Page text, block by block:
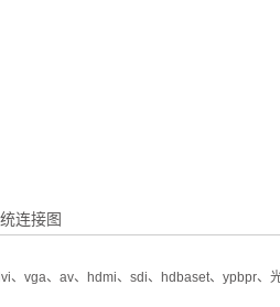
连接图
vga、av、hdmi、sdi、hdbaset、ypbpr、